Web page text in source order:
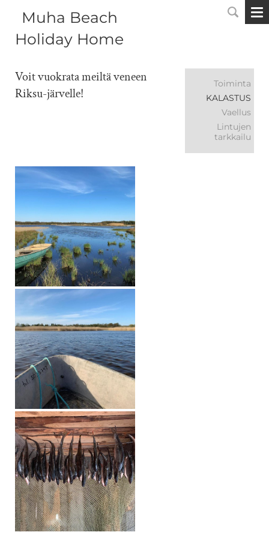
Muha Beach
Holiday Home
Toiminta
KALASTUS
Vaellus
Lintujen
tarkkailu
Voit vuokrata meiltä veneen
Riksu-järvelle!